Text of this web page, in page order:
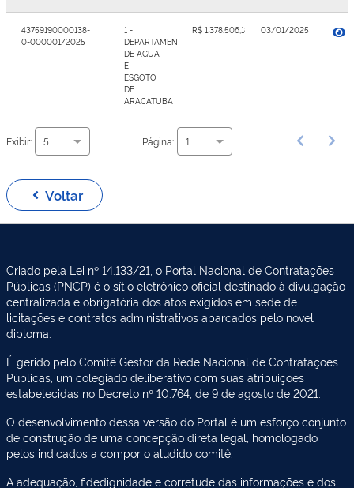
43759190000138-
0-000001/2025
1 -
DEPARTAMENTO
DE AGUA
E
ESGOTO
DE
ARACATUBA
R$ 1.378.506,1824 03/01/2025
Exibir: 5 Página: 1
Voltar
Criado pela Lei nº 14.133/21, o Portal Nacional de Contratações
Públicas (PNCP) é o sítio eletrônico oficial destinado à divulgação
centralizada e obrigatória dos atos exigidos em sede de
licitações e contratos administrativos abarcados pelo novel
diploma.
É gerido pelo Comitê Gestor da Rede Nacional de Contratações
Públicas, um colegiado deliberativo com suas atribuições
estabelecidas no Decreto nº 10.764, de 9 de agosto de 2021.
O desenvolvimento dessa versão do Portal é um esforço conjunto
de construção de uma concepção direta legal, homologado
pelos indicados a compor o aludido comitê.
A adequação, fidedignidade e corretude das informações e dos